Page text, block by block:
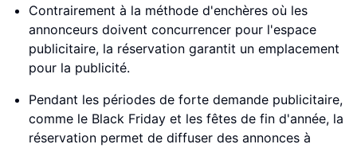
Contrairement à la méthode d'enchères où les
annonceurs doivent concurrencer pour l'espace
publicitaire, la réservation garantit un emplacement
pour la publicité.
Pendant les périodes de forte demande publicitaire,
comme le Black Friday et les fêtes de fin d'année, la
réservation permet de diffuser des annonces à